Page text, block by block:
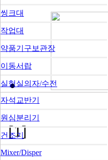
씽크대
작업대
약품기구보관장
이동서랍
실험실의자/수전
자석교반기
원심분리기
건조기
Mixer/Disper
[1]